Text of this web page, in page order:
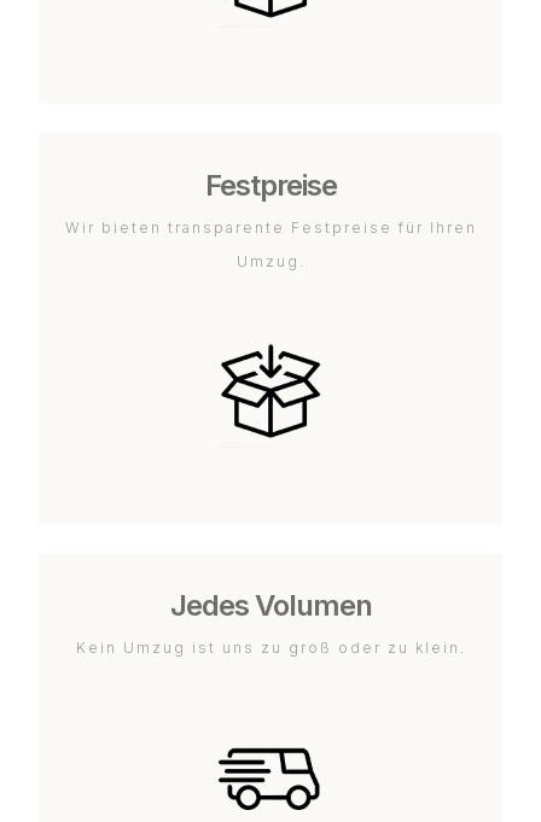
Festpreise
Wir bieten transparente Festpreise für Ihren
Umzug.
Jedes Volumen
Kein Umzug ist uns zu groß oder zu klein.